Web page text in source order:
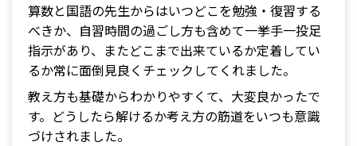
算数と国語の先生からはいつどこを勉強・復習する
べきか、自習時間の過ごし方も含めて一挙手一投足
指示があり、またどこまで出来ているか定着してい
るか常に面倒見良くチェックしてくれました。
教え方も基礎からわかりやすくて、大変良かったで
す。どうしたら解けるか考え方の筋道をいつも意識
づけされました。